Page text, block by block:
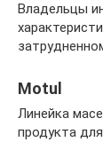
Владельцы
Motul
Линейка
продукта